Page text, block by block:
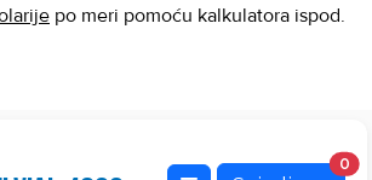
po meri pomoću kalkulatora ispod.
0